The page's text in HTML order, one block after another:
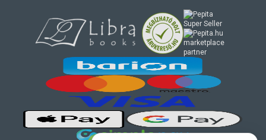
marketplace
partner